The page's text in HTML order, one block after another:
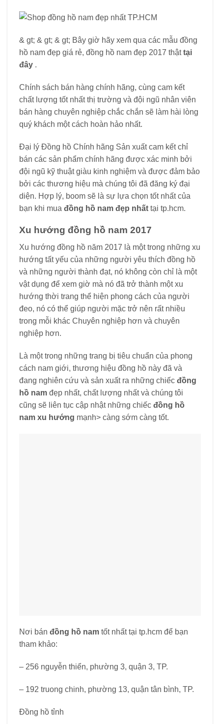
& gt; & gt; & gt; Bây giờ hãy xem qua các mẫu đồng
hồ nam đẹp giá rẻ, đồng hồ nam đẹp 2017 thậttại
đây .
Chính sách bán hàng chính hãng, cùng cam kết
chất lượng tốt nhất thị trường và đội ngũ nhân viên
bán hàng chuyên nghiệp chắc chắn sẽ làm hài lòng
quý khách một cách hoàn hảo nhất.
Đại lý Đồng hồ Chính hãng Sản xuất cam kết chỉ
bán các sản phẩm chính hãng được xác minh bởi
đội ngũ kỹ thuật giàu kinh nghiệm và được đảm bảo
bởi các thương hiệu mà chúng tôi đã đăng ký đại
diện. Hợp lý, boom sẽ là sự lựa chọn tốt nhất của
bạn khi mua đồng hồ nam đẹp nhất tại tp.hcm.
Xu hướng đồng hồ nam 2017
Xu hướng đồng hồ năm 2017 là một trong những xu
hướng tất yếu của những người yêu thích đồng hồ
và những người thành đạt, nó không còn chỉ là một
vật dụng để xem giờ mà nó đã trở thành một xu
hướng thời trang thể hiện phong cách của người
đeo, nó có thể giúp người mặc trở nên rất nhiều
trong mỗi khác Chuyên nghiệp hơn và chuyên
nghiệp hơn.
Là một trong những trang bị tiêu chuẩn của phong
cách nam giới, thương hiệu đồng hồ này đã và
đang nghiên cứu và sản xuất ra những chiếc đồng
hồ nam đẹp nhất, chất lượng nhất và chúng tôi
cũng sẽ liên tục cập nhật những chiếc đồng hồ
nam xu hướng mạnh> càng sớm càng tốt.
Nơi bán đồng hồ nam tốt nhất tại tp.hcm để bạn
tham khảo:
– 256 nguyễn thiển, phường 3, quận 3, TP.
– 192 truong chinh, phường 13, quận tân bình, TP.
Đồng hồ tỉnh